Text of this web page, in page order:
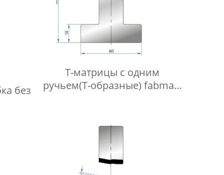
без
Т-матрицы с одним
ручьем(Т-образные) fabmax-